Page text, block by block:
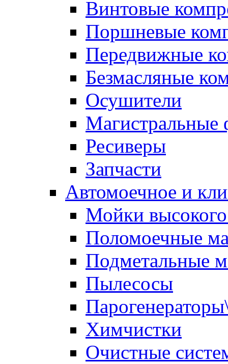
Винтовые
Поршневые
Передвижные
Безмасляные
Осушители
Магистральные
Ресиверы
Запчасти
Автомоечное и
Мойки
Поломоечные
Подметальные
Пылесосы
Химчистки
Очистные